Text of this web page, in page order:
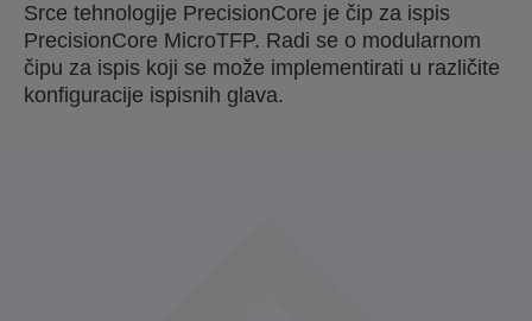
Srce tehnologije PrecisionCore je čip za ispis
PrecisionCore MicroTFP. Radi se o modularnom
čipu za ispis koji se može implementirati u različite
konfiguracije ispisnih glava.